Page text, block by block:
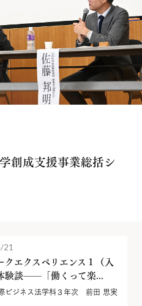
創成支援事業総括シ
21
クエクスペリエンス１（入
験談——「働くって楽...
ビジネス法学科３年次 前田 思実